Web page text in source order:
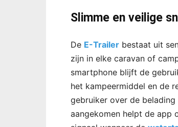
Slimme en veilige
De E-Trailer bestaat uit
zijn in elke caravan of
smartphone blijft de
het kampeermiddel en de
gebruiker over de
aangekomen helpt de app